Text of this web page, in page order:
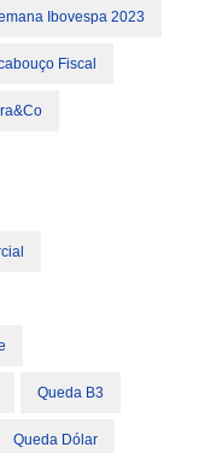
Ibovespa 2023
Fiscal
Queda B3
Queda Dólar